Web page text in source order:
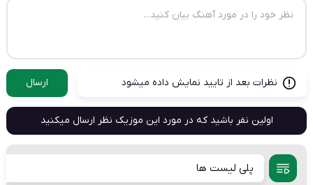
نظرات بعد از تایید نمایش داده میشود ارسال
اولین نفر باشید که در مورد این موزیک نظر ارسال میکنید
پلی لیست ها